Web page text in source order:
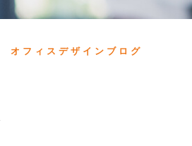
オフィスデザインブログ